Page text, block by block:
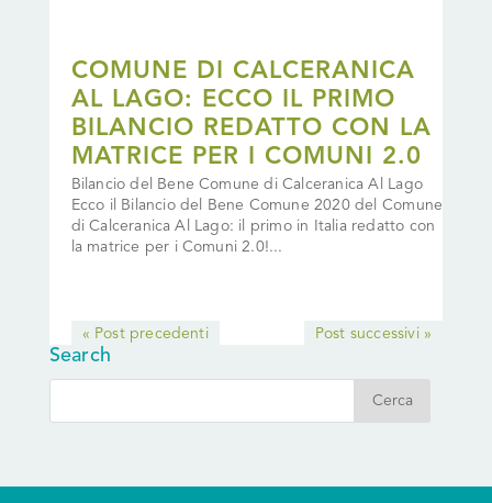
COMUNE DI CALCERANICA
AL LAGO: ECCO IL PRIMO
BILANCIO REDATTO CON LA
MATRICE PER I COMUNI 2.0
Bilancio del Bene Comune di Calceranica Al Lago
Ecco il Bilancio del Bene Comune 2020 del Comune
di Calceranica Al Lago: il primo in Italia redatto con
la matrice per i Comuni 2.0!...
« Post precedenti Post successivi »
Search